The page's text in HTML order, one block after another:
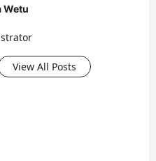
Wetu
View All Posts